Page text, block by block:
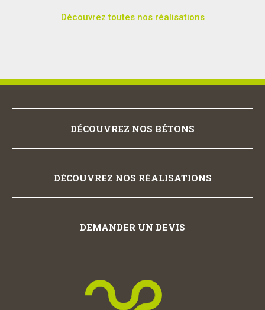
Découvrez toutes nos réalisations
DÉCOUVREZ NOS BÉTONS
DÉCOUVREZ NOS RÉALISATIONS
DEMANDER UN DEVIS